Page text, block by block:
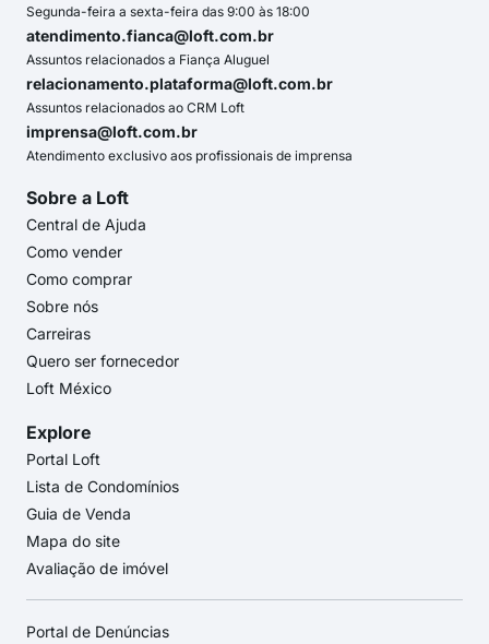
Segunda-feira a sexta-feira das 9:00 às 18:00
atendimento.fianca@loft.com.br
Assuntos relacionados a Fiança Aluguel
relacionamento.plataforma@loft.com.br
Assuntos relacionados ao CRM Loft
imprensa@loft.com.br
Atendimento exclusivo aos profissionais de imprensa
Sobre a Loft
Central de Ajuda
Como vender
Como comprar
Sobre nós
Carreiras
Quero ser fornecedor
Loft México
Explore
Portal Loft
Lista de Condomínios
Guia de Venda
Mapa do site
Avaliação de imóvel
Portal de Denúncias